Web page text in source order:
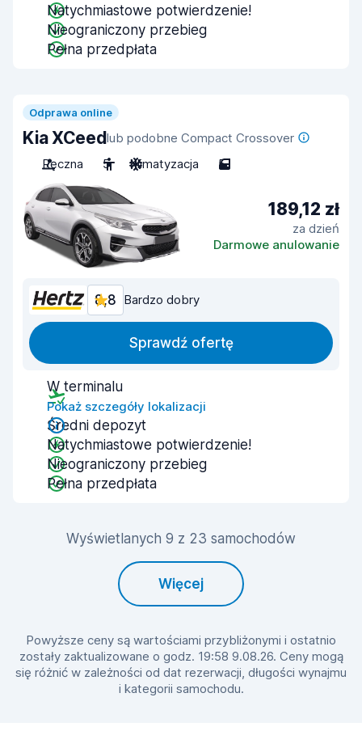
Natychmiastowe potwierdzenie!
Nieograniczony przebieg
Pełna przedpłata
Odprawa online
Kia XCeedlub podobne Compact Crossover
Ręczna
5 Klimatyzacja 5
189,12 zł
za dzień
Darmowe anulowanie
8,8 Bardzo dobry
Sprawdź ofertę
W terminalu
Pokaż szczegóły lokalizacji
Średni depozyt
Natychmiastowe potwierdzenie!
Nieograniczony przebieg
Pełna przedpłata
Wyświetlanych 9 z 23 samochodów
Więcej
Powyższe ceny są wartościami przybliżonymi i ostatnio
zostały zaktualizowane o godz. 19:58 9.08.26. Ceny mogą
się różnić w zależności od dat rezerwacji, długości wynajmu
i kategorii samochodu.